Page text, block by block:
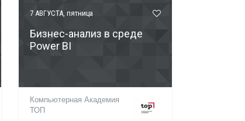
7 АВГУСТА , пятница
Бизнес-анализ в среде
Power BI
Компьютерная Академия
ТОП